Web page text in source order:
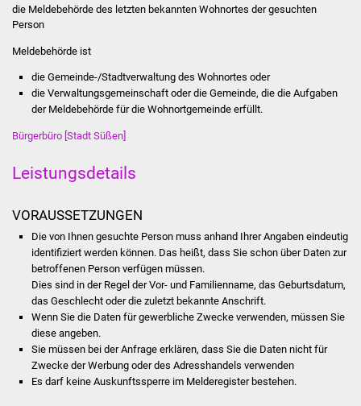
Stadtinfo
Partnerstädte
Sanierung Bizethalle
Ortsentwicklung
Presse
Bürger & Service
Was erledige ich wo
die Meldebehörde des letzten bekannten Wohnortes der gesuchten
Person
Meldebehörde ist
die Gemeinde-/Stadtverwaltung des Wohnortes oder
die Verwaltungsgemeinschaft oder die Gemeinde, die die Aufgaben
der Meldebehörde für die Wohnortgemeinde erfüllt.
Bürgerbüro [Stadt Süßen]
Leistungsdetails
VORAUSSETZUNGEN
Die von Ihnen gesuchte Person muss anhand Ihrer Angaben eindeutig
identifiziert werden können. Das heißt, dass Sie schon über Daten zur
betroffenen Person verfügen müssen.
Dies sind in der Regel der Vor- und Familienname, das Geburtsdatum,
das Geschlecht oder die zuletzt bekannte Anschrift.
Wenn Sie die Daten für gewerbliche Zwecke verwenden, müssen Sie
diese angeben.
Sie müssen bei der Anfrage erklären, dass Sie die Daten nicht für
Zwecke der Werbung oder des Adresshandels verwenden
Es darf keine Auskunftssperre im Melderegister bestehen.